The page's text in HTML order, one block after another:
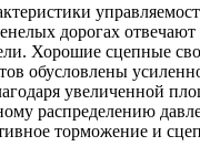
дорогах отвечают
Хорошие сцепные
обусловлены
увеличенной
распределению
торможение и